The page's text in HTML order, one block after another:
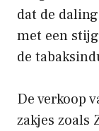
dat de
met een
de
De verkoop
zakjes zoals